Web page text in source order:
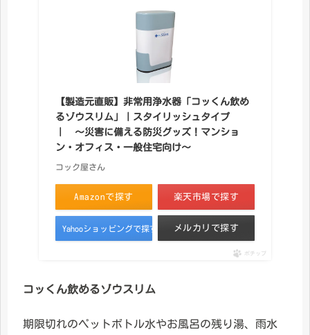
【製造元直販】非常用浄水器「コッくん飲め
るゾウスリム」｜スタイリッシュタイプ
｜ 〜災害に備える防災グッズ！マンショ
ン・オフィス・一般住宅向け〜
コック屋さん
Amazonで探す 楽天市場で探す
Yahooショッピングで探す メルカリで探す
ポチップ
コッくん飲めるゾウスリム
期限切れのペットボトル水やお風呂の残り湯、雨水